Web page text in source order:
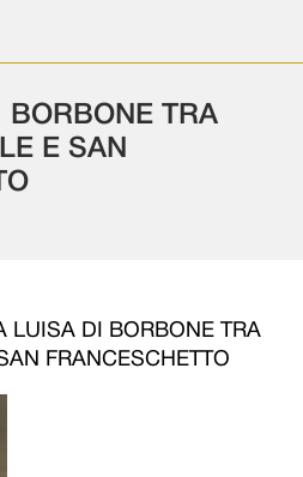
BORBONE TRA
E SAN
LUISA DI BORBONE TRA
FRANCESCHETTO